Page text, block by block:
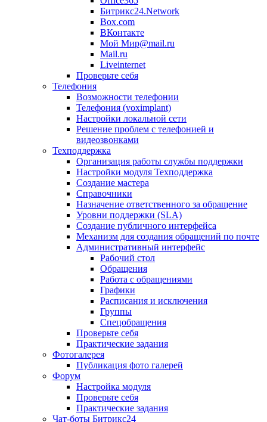
Битрикс24.Network
Box.com
ВКонтакте
Мой Мир@mail.ru
Mail.ru
Liveinternet
Проверьте себя
Телефония
Возможности телефонии
Телефония (voximplant)
Настройки локальной сети
Решение проблем с телефонией и
видеозвонками
Техподдержка
Организация работы службы поддержки
Настройки модуля Техподдержка
Создание мастера
Справочники
Назначение ответственного за обращение
Уровни поддержки (SLA)
Создание публичного интерфейса
Механизм для создания обращений по почте
Административный интерфейс
Рабочий стол
Обращения
Работа с обращениями
Графики
Расписания и исключения
Группы
Спецобращения
Проверьте себя
Практические задания
Фотогалерея
Публикация фото галерей
Форум
Настройка модуля
Проверьте себя
Практические задания
Чат-боты Битрикс24